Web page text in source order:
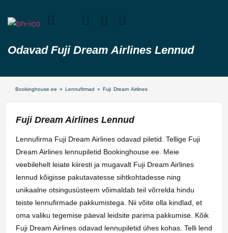
Odavad Fuji Dream Airlines Lennud
Bookinghouse.ee » Lennufirmad » Fuji Dream Airlines
Fuji Dream Airlines Lennud
Lennufirma Fuji Dream Airlines odavad piletid. Tellige Fuji
Dream Airlines lennupiletid Bookinghouse.ee. Meie
veebilehelt leiate kiiresti ja mugavalt Fuji Dream Airlines
lennud kõigisse pakutavatesse sihtkohtadesse ning
unikaalne otsingusüsteem võimaldab teil võrrelda hindu
teiste lennufirmade pakkumistega. Nii võite olla kindlad, et
oma valiku tegemise päeval leidsite parima pakkumise. Kõik
Fuji Dream Airlines odavad lennupiletid ühes kohas. Telli lend